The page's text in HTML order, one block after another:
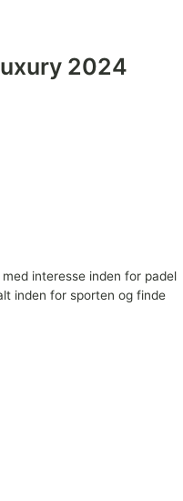
2024
interesse inden for padel
inden for sporten og finde